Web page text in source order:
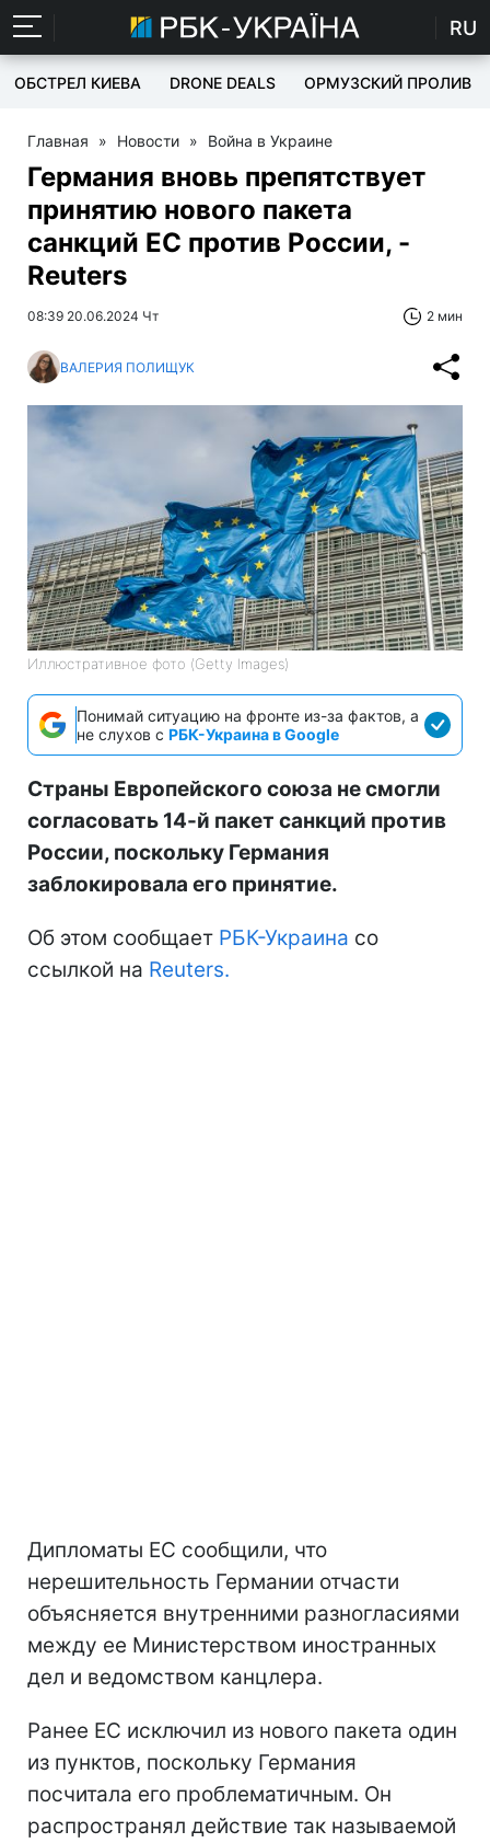
RU
ОБСТРЕЛ КИЕВА DRONE DEALS ОРМУЗСКИЙ ПРОЛИВ
Главная » Новости » Война в Украине
Германия вновь препятствует
принятию нового пакета
санкций ЕС против России, -
Reuters
08:39 20.06.2024 Чт 2 мин
ВАЛЕРИЯ ПОЛИЩУК
Иллюстративное фото (Getty Images)
Понимай ситуацию на фронте из-за фактов, а
не слухов с РБК-Украина в Google
Страны Европейского союза не смогли
согласовать 14-й пакет санкций против
России, поскольку Германия
заблокировала его принятие.
Об этом сообщает РБК-Украина со
ссылкой на Reuters.
Дипломаты ЕС сообщили, что
нерешительность Германии отчасти
объясняется внутренними разногласиями
между ее Министерством иностранных
дел и ведомством канцлера.
Ранее ЕС исключил из нового пакета один
из пунктов, поскольку Германия
посчитала его проблематичным. Он
распространял действие так называемой